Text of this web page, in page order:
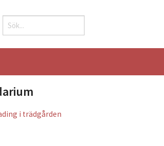
Sökformulär
Sök
i trädgården